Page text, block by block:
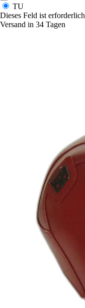
TU
Dieses Feld ist erforderlich
Versand in 34 Tagen